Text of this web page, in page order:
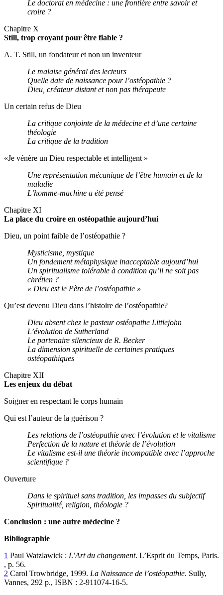
Le doctorat en médecine : une frontière entre savoir et
croire ?
Chapitre X
Still, trop croyant pour être fiable ?
A. T. Still, un fondateur et non un inventeur
Le malaise général des lecteurs
Quelle date de naissance pour l’ostéopathie ?
Dieu, créateur distant et non pas thérapeute
Un certain refus de Dieu
La critique conjointe de la médecine et d’une certaine
théologie
La critique de la tradition
«Je vénère un Dieu respectable et intelligent »
Une représentation mécanique de l’être humain et de la
maladie
L’homme-machine a été pensé
Chapitre XI
La place du croire en ostéopathie aujourd’hui
Dieu, un point faible de l’ostéopathie ?
Mysticisme, mystique
Un fondement métaphysique inacceptable aujourd’hui
Un spiritualisme tolérable à condition qu’il ne soit pas
chrétien ?
« Dieu est le Père de l’ostéopathie »
Qu’est devenu Dieu dans l’histoire de l’ostéopathie?
Dieu absent chez le pasteur ostéopathe Littlejohn
L’évolution de Sutherland
Le partenaire silencieux de R. Becker
La dimension spirituelle de certaines pratiques
ostéopathiques
Chapitre XII
Les enjeux du débat
Soigner en respectant le corps humain
Qui est l’auteur de la guérison ?
Les relations de l’ostéopathie avec l’évolution et le vitalisme
Perfection de la nature et théorie de l’évolution
Le vitalisme est-il une théorie incompatible avec l’approche
scientifique ?
Ouverture
Dans le spirituel sans tradition, les impasses du subjectif
Spiritualité, religion, théologie ?
Conclusion : une autre médecine ?
Bibliographie
1 Paul Watzlawick : L’Art du changement. L’Esprit du Temps, Paris.
, p. 56.
2 Carol Trowbridge, 1999. La Naissance de l’ostéopathie. Sully,
Vannes, 292 p., ISBN : 2-911074-16-5.